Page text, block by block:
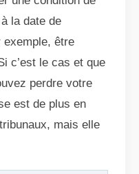
la date de
exemple, être
c’est le cas et que
perdre votre
est de plus en
mais elle